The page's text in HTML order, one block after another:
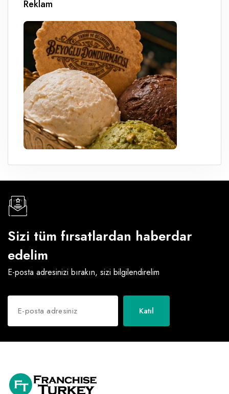
Reklam
Sizi tüm fırsatlardan haberdar
edelim
E-posta adresinizi bırakın, sizi bilgilendirelim
Katıl